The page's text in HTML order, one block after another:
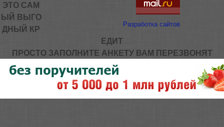
Разработка сайтов
ЭТО САМ
ЫЙ ВЫГО
ДНЫЙ КР
ЕДИТ
ПРОСТО ЗАПОЛНИТЕ АНКЕТУ ВАМ ПЕРЕЗВОНЯТ